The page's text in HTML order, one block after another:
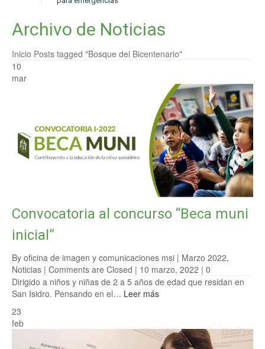
Archivo de Noticias
Inicio Posts tagged "Bosque del Bicentenario"
10
mar
Convocatoria al concurso “Beca muni
inicial”
By oficina de imagen y comunicaciones msi | Marzo 2022,
Noticias | Comments are Closed | 10 marzo, 2022 | 0
Dirigido a niños y niñas de 2 a 5 años de edad que residan en
San Isidro. Pensando en el… Leer más
23
feb